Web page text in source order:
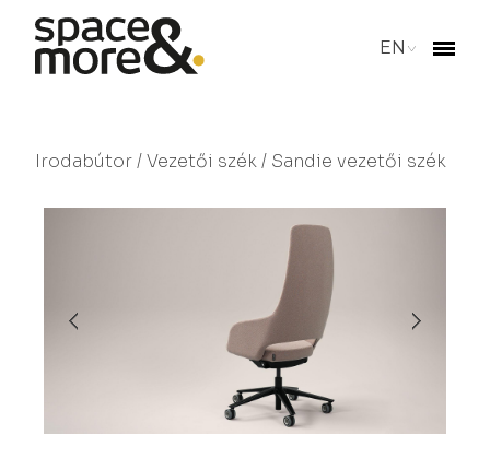
EN
Irodabútor/Vezetői szék/ Sandie vezetői szék